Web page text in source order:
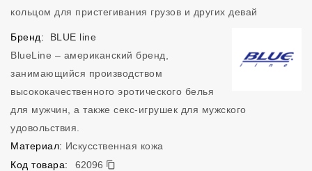
кольцом для пристегивания грузов и других девай
Бренд:
BLUE line
BlueLine – американский бренд,
занимающийся производством
высококачественного эротического белья
для мужчин, а также секс-игрушек для мужского
удовольствия.
Материал: Искусственная кожа
Код товара:
62096
62096